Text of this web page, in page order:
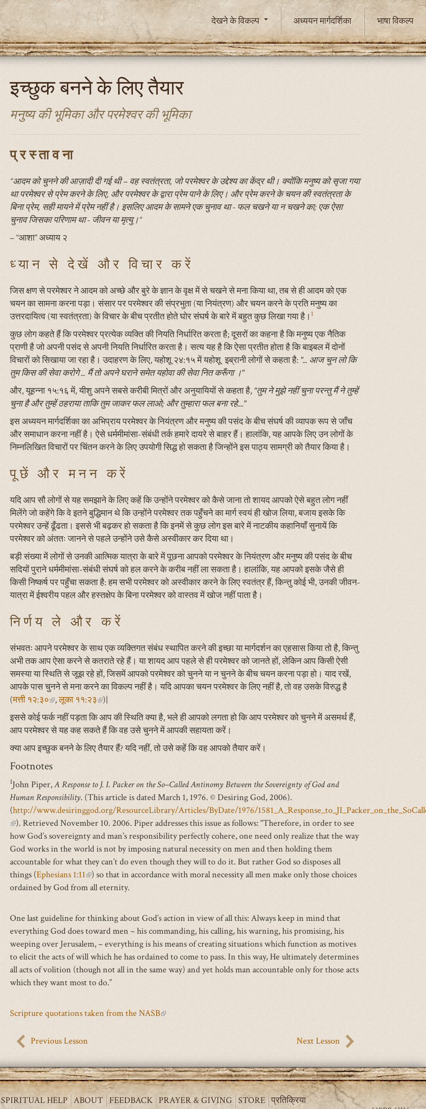
देखने के विकल्प अध्ययन मार्गदर्शिका भाषा विकल्प
इच्छुक बनने के लिए तैयार
मनुष्य की भूमिका और परमेश्वर की भूमिका
प्रस्तावना
“आदम को चुनने की आज़ादी दी गई थी – वह स्वतंत्रता, जो परमेश्वर के उद्देश्य का केंद्र थी। क्योंकि मनुष्य को सृजा गया
था परमेश्वर से प्रेम करने के लिए, और परमेश्वर के द्वारा प्रेम पाने के लिए। और प्रेम करने के चयन की स्वतंत्रता के
बिना प्रेम, सही मायने में प्रेम नहीं है। इसलिए आदम के सामने एक चुनाव था - फल चखने या न चखने का; एक ऐसा
चुनाव जिसका परिणाम था - जीवन या मृत्यु।“
– “आशा” अध्याय २
ध्यान से देखें और विचार करें
जिस क्षण से परमेश्वर ने आदम को अच्छे और बुरे के ज्ञान के वृक्ष में से चखने से मना किया था, तब से ही आदम को एक
चयन का सामना करना पड़ा। संसार पर परमेश्वर की संप्रभुता (या नियंत्रण) और चयन करने के प्रति मनुष्य का
उत्तरदायित्व (या स्वतंत्रता) के विचार के बीच प्रतीत होते घोर संघर्ष के बारे में बहुत कुछ लिखा गया है। 1
कुछ लोग कहते हैं कि परमेश्वर प्रत्येक व्यक्ति की नियति निर्धारित करता है; दूसरों का कहना है कि मनुष्य एक नैतिक
प्राणी है जो अपनी पसंद से अपनी नियति निर्धारित करता है। सत्य यह है कि ऐसा प्रतीत होता है कि बाइबल में दोनों
विचारों को सिखाया जा रहा है। उदाहरण के लिए, यहोशू २४:१५ में यहोशू इब्रानी लोगों से कहता है: "... आज चुन लो कि
तुम किस की सेवा करोगे ... मैं तो अपने घराने समेत यहोवा की सेवा नित करूँगा ।"
और, यूहन्ना १५:१६ में, यीशु अपने सबसे करीबी मित्रों और अनुयायियों से कहता है, "तुम ने मुझे नहीं चुना परन्तु मैं ने तुम्हें
चुना है और तुम्हें ठहराया ताकि तुम जाकर फल लाओ; और तुम्हारा फल बना रहे...."
इस अध्ययन मार्गदर्शिका का अभिप्राय परमेश्वर के नियंत्रण और मनुष्य की पसंद के बीच संघर्ष की व्यापक रूप से जाँच
और समाधान करना नहीं है। ऐसे धर्ममीमांसा-संबंधी तर्क हमारे दायरे से बाहर हैं। हालांकि, यह आपके लिए उन लोगों के
निम्नलिखित विचारों पर चिंतन करने के लिए उपयोगी सिद्ध हो सकता है जिन्होंने इस पाठ्य सामग्री को तैयार किया है।
पूछें और मनन करें
यदि आप सौ लोगों से यह समझाने के लिए कहें कि उन्होंने परमेश्वर को कैसे जाना तो शायद आपको ऐसे बहुत लोग नहीं
मिलेंगे जो कहेंगे कि वे इतने बुद्धिमान थे कि उन्होंने परमेश्वर तक पहुँचने का मार्ग स्वयं ही खोज लिया, बजाय इसके कि
परमेश्वर उन्हें ढूँढता। इससे भी बढ़कर हो सकता है कि इनमें से कुछ लोग इस बारे में नाटकीय कहानियाँ सुनायें कि
परमेश्वर को अंततः जानने से पहले उन्होंने उसे कैसे अस्वीकार कर दिया था।
बड़ी संख्या में लोगों से उनकी आत्मिक यात्रा के बारे में पूछना आपको परमेश्वर के नियंत्रण और मनुष्य की पसंद के बीच
सदियों पुराने धर्ममीमांसा-संबंधी संघर्ष को हल करने के करीब नहीं ला सकता है। हालांकि, यह आपको इसके जैसे ही
किसी निष्कर्ष पर पहुँचा सकता है: हम सभी परमेश्वर को अस्वीकार करने के लिए स्वतंत्र हैं, किन्तु कोई भी, उनकी जीवन-
यात्रा में ईश्वरीय पहल और हस्तक्षेप के बिना परमेश्वर को वास्तव में खोज नहीं पाता है।
निर्णय ले और करें
संभवतः आपने परमेश्वर के साथ एक व्यक्तिगत संबंध स्थापित करने की इच्छा या मार्गदर्शन का एहसास किया तो है, किन्तु
अभी तक आप ऐसा करने से कतराते रहे हैं। या शायद आप पहले से ही परमेश्वर को जानते हों, लेकिन आप किसी ऐसी
समस्या या स्थिति से जूझ रहे हों, जिसमें आपको परमेश्वर को चुनने या न चुनने के बीच चयन करना पड़ा हो। याद रखें,
आपके पास चुनने से मना करने का विकल्प नहीं है। यदि आपका चयन परमेश्वर के लिए नहीं है, तो वह उसके विरुद्ध है
(मत्ती १२:३०(link
is
external)
,लूका ११:२३(link
is
external)
)|
इससे कोई फर्क नहीं पड़ता कि आप की स्थिति क्या है, भले ही आपको लगता हो कि आप परमेश्वर को चुनने में असमर्थ हैं,
आप परमेश्वर से यह कह सकते हैं कि वह उसे चुनने में आपकी सहायता करें।
क्या आप इच्छुक बनने के लिए तैयार हैं? यदि नहीं, तो उसे कहें कि वह आपको तैयार करें।
Footnotes
1John Piper,A Response to J. I. Packer on the So–Called Antinomy Between the Sovereignty of God and
Human Responsibility. (This article is dated March 1, 1976. © Desiring God, 2006).
(http://www.desiringgod.org/ResourceLibrary/Articles/ByDate/1976/
(link
is
external)
). Retrieved November 10. 2006. Piper addresses this issue as follows: “Therefore, in order to see
how God’s sovereignty and man’s responsibility perfectly cohere, one need only realize that the way
God works in the world is not by imposing natural necessity on men and then holding them
accountable for what they can’t do even though they will to do it. But rather God so disposes all
things (Ephesians 1:11(link
is
) so that in accordance with moral necessity all men make only those choices
ordained by God from all eternity.
One last guideline for thinking about God’s action in view of all this: Always keep in mind that
everything God does toward men – his commanding, his calling, his warning, his promising, his
weeping over Jerusalem, – everything is his means of creating situations which function as motives
to elicit the acts of will which he has ordained to come to pass. In this way, He ultimately determines
all acts of volition (though not all in the same way) and yet holds man accountable only for those acts
which they want most to do.”
Scripture quotations taken from the NASB(link
Previous Lesson Next Lesson
SPIRITUAL HELP ABOUT FEEDBACK PRAYER & GIVING STORE प्रतिक्रिया